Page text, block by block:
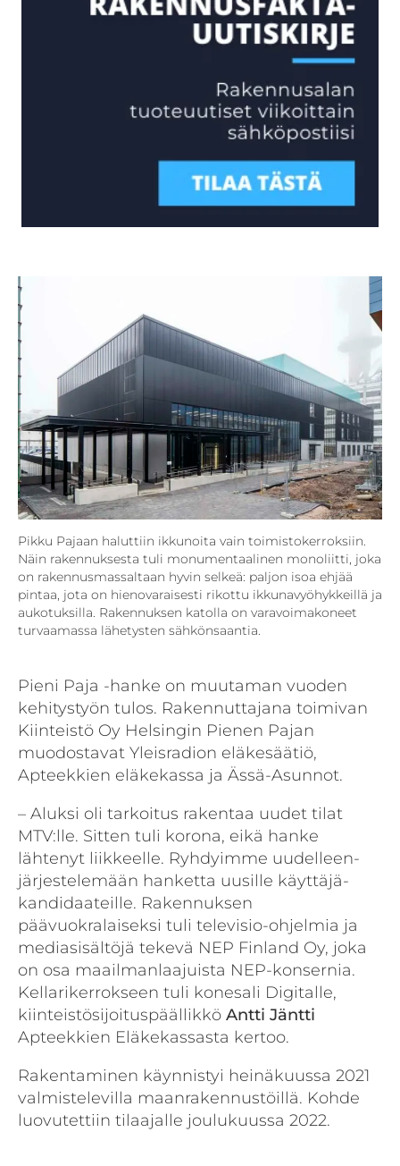
Pikku Pajaan haluttiin ikkunoita vain toimistokerroksiin.
Näin rakennuksesta tuli monumentaalinen monoliitti, joka
on rakennusmassaltaan hyvin selkeä: paljon isoa ehjää
pintaa, jota on hienovaraisesti rikottu ikkunavyöhykkeillä ja
aukotuksilla. Rakennuksen katolla on varavoimakoneet
turvaamassa lähetysten sähkönsaantia.
Pieni Paja -hanke on muutaman vuoden
kehitystyön tulos. Rakennuttajana toimivan
Kiinteistö Oy Helsingin Pienen Pajan
muodostavat Yleisradion eläkesäätiö,
Apteekkien eläkekassa ja Ässä-Asunnot.
– Aluksi oli tarkoitus rakentaa uudet tilat
MTV:lle. Sitten tuli korona, eikä hanke
lähtenyt liikkeelle. Ryhdyimme uudelleen­
järjestelemään hanketta uusille käyttäjä­
kandidaateille. Rakennuksen
päävuokralaiseksi tuli televisio-ohjelmia ja
mediasisältöjä tekevä NEP Finland Oy, joka
on osa maailmanlaajuista NEP-konsernia.
Kellari­kerrokseen tuli konesali Digitalle,
kiinteistö­sijoituspäällikkö Antti Jäntti
Apteekkien Eläkekassasta kertoo.
Rakentaminen käynnistyi heinäkuussa 2021
valmistelevilla maanrakennustöillä. Kohde
luovutettiin tilaajalle joulukuussa 2022.